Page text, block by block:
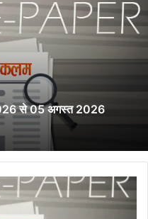
जनता की कलम – 30 जुलाई 2026 से 05 अगस्त 2026